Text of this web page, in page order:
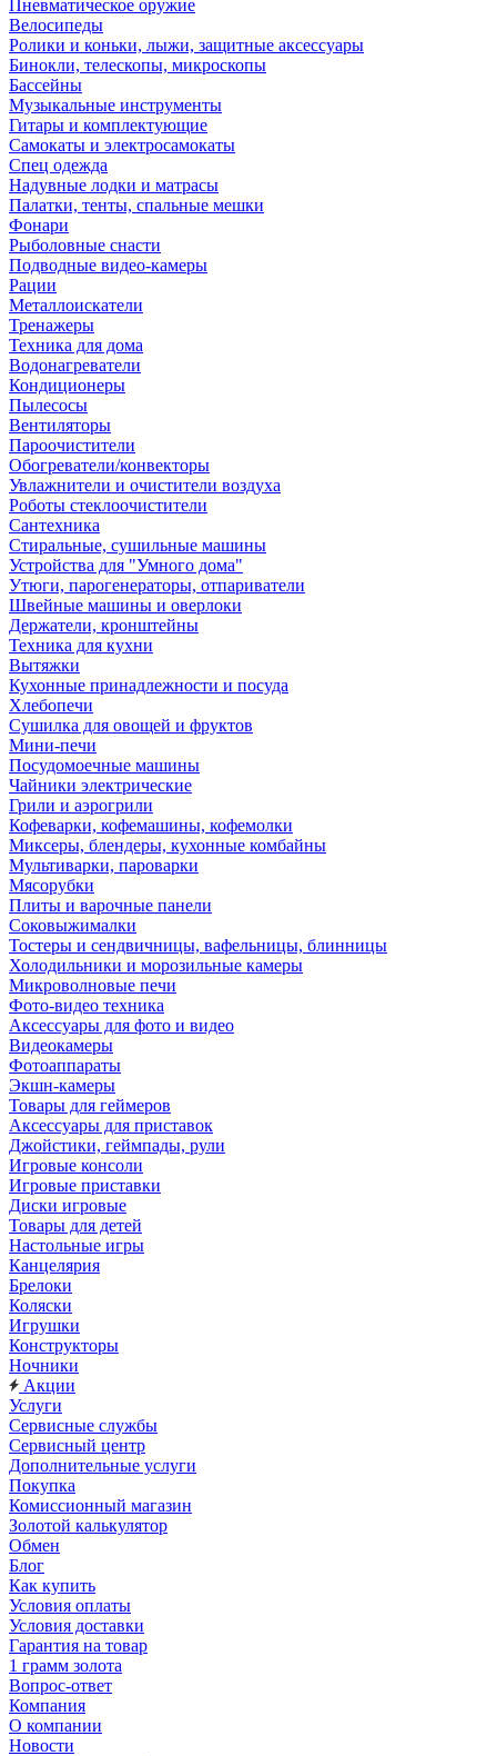
Пневматическое оружие
Велосипеды
Ролики и коньки, лыжи, защитные аксессуары
Бинокли, телескопы, микроскопы
Бассейны
Музыкальные инструменты
Гитары и комплектующие
Самокаты и электросамокаты
Спец одежда
Надувные лодки и матрасы
Палатки, тенты, спальные мешки
Фонари
Рыболовные снасти
Подводные видео-камеры
Рации
Металлоискатели
Тренажеры
Техника для дома
Водонагреватели
Кондиционеры
Пылесосы
Вентиляторы
Пароочистители
Обогреватели/конвекторы
Увлажнители и очистители воздуха
Роботы стеклоочистители
Сантехника
Стиральные, сушильные машины
Устройства для "Умного дома"
Утюги, парогенераторы, отпариватели
Швейные машины и оверлоки
Держатели, кронштейны
Техника для кухни
Вытяжки
Кухонные принадлежности и посуда
Хлебопечи
Сушилка для овощей и фруктов
Мини-печи
Посудомоечные машины
Чайники электрические
Грили и аэрогрили
Кофеварки, кофемашины, кофемолки
Миксеры, блендеры, кухонные комбайны
Мультиварки, пароварки
Мясорубки
Плиты и варочные панели
Соковыжималки
Тостеры и сендвичницы, вафельницы, блинницы
Холодильники и морозильные камеры
Микроволновые печи
Фото-видео техника
Аксессуары для фото и видео
Видеокамеры
Фотоаппараты
Экшн-камеры
Товары для геймеров
Аксессуары для приставок
Джойстики, геймпады, рули
Игровые консоли
Игровые приставки
Диски игровые
Товары для детей
Настольные игры
Канцелярия
Брелоки
Коляски
Игрушки
Конструкторы
Ночники
Акции
Услуги
Сервисные службы
Сервисный центр
Дополнительные услуги
Покупка
Комиссионный магазин
Золотой калькулятор
Обмен
Блог
Как купить
Условия оплаты
Условия доставки
Гарантия на товар
1 грамм золота
Вопрос-ответ
Компания
О компании
Новости